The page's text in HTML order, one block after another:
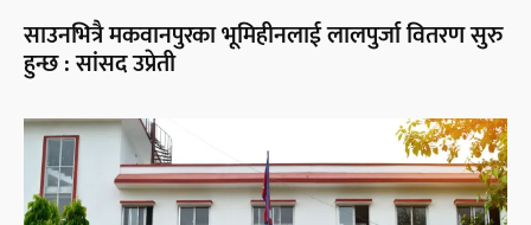
साउनभित्रै मकवानपुरका भूमिहीनलाई लालपुर्जा वितरण सुरु
हुन्छ : सांसद उप्रेती